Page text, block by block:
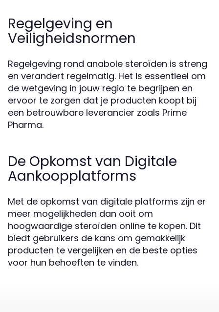
Regelgeving en
Veiligheidsnormen
Regelgeving rond anabole steroïden is streng
en verandert regelmatig. Het is essentieel om
de wetgeving in jouw regio te begrijpen en
ervoor te zorgen dat je producten koopt bij
een betrouwbare leverancier zoals Prime
Pharma.
De Opkomst van Digitale
Aankoopplatforms
Met de opkomst van digitale platforms zijn er
meer mogelijkheden dan ooit om
hoogwaardige steroïden online te kopen. Dit
biedt gebruikers de kans om gemakkelijk
producten te vergelijken en de beste opties
voor hun behoeften te vinden.